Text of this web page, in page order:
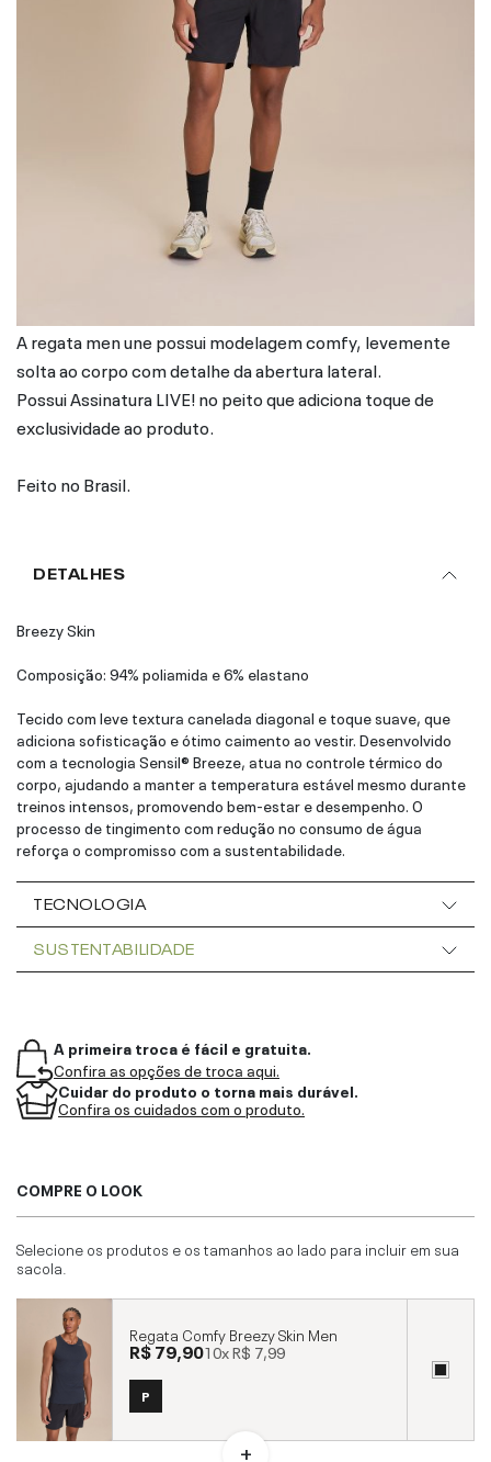
A regata men une possui modelagem comfy, levemente
solta ao corpo com detalhe da abertura lateral.
Possui Assinatura LIVE! no peito que adiciona toque de
exclusividade ao produto.
Feito no Brasil.
DETALHES
Breezy Skin
Composição: 94% poliamida e 6% elastano
Tecido com leve textura canelada diagonal e toque suave, que
adiciona sofisticação e ótimo caimento ao vestir. Desenvolvido
com a tecnologia Sensil® Breeze, atua no controle térmico do
corpo, ajudando a manter a temperatura estável mesmo durante
treinos intensos, promovendo bem-estar e desempenho. O
processo de tingimento com redução no consumo de água
reforça o compromisso com a sustentabilidade.
TECNOLOGIA
SUSTENTABILIDADE
A primeira troca é fácil e gratuita.
Confira as opções de troca aqui.
Cuidar do produto o torna mais durável.
Confira os cuidados com o produto.
COMPRE O LOOK
Selecione os produtos e os tamanhos ao lado para incluir em sua
sacola.
Regata Comfy Breezy Skin Men
R$ 79,9010xR$ 7,99
P